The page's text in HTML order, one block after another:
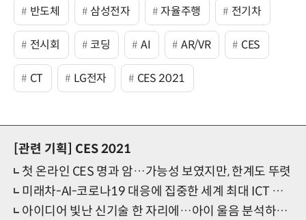
반도체 삼성전자 자율주행 전기차
전시회 코딩 AI AR/VR CES
CT LG전자 CES 2021
[관련 기획]
CES 2021
첫 온라인 CES 명과 암…가능성 보였지만, 한계도 뚜렷
미래차-AI-코로나19 대응에 집중한 세계 최대 ICT 전시회
아이디어 빛난 신기술 한 자리에…아이 울음 분석하고, 무인 순찰차까지